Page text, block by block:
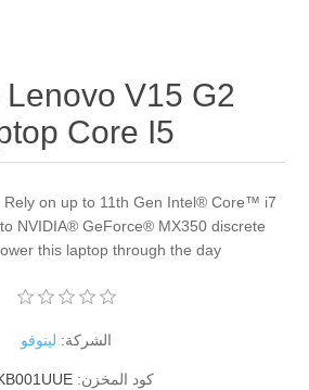
V15 G2
Core I5
Rely on up to 11th Gen Intel® Core™ i7
NVIDIA® GeForce® MX350 discrete
this laptop through the day
الشركة: لينوفو
كود المخزن: